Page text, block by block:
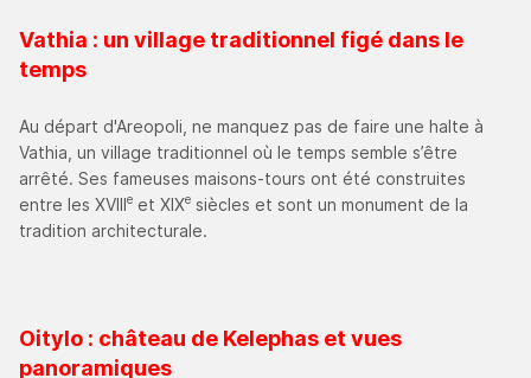
Vathia : un village traditionnel figé dans le
temps
Au départ d'Areopoli, ne manquez pas de faire une halte à
Vathia, un village traditionnel où le temps semble s’être
arrêté. Ses fameuses maisons-tours ont été construites
entre les XVIIIe et XIXe siècles et sont un monument de la
tradition architecturale.
Oitylo : château de Kelephas et vues
panoramiques